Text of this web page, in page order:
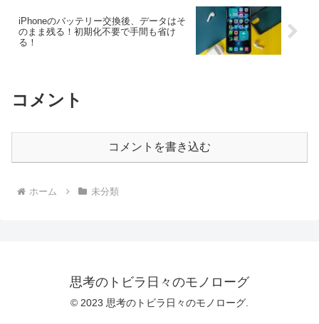
iPhoneのバッテリー交換後、データはそ
のまま残る！初期化不要で手間も省け
る！
コメント
コメントを書き込む
ホーム 未分類
思考のトビラ日々のモノローグ
© 2023 思考のトビラ日々のモノローグ.